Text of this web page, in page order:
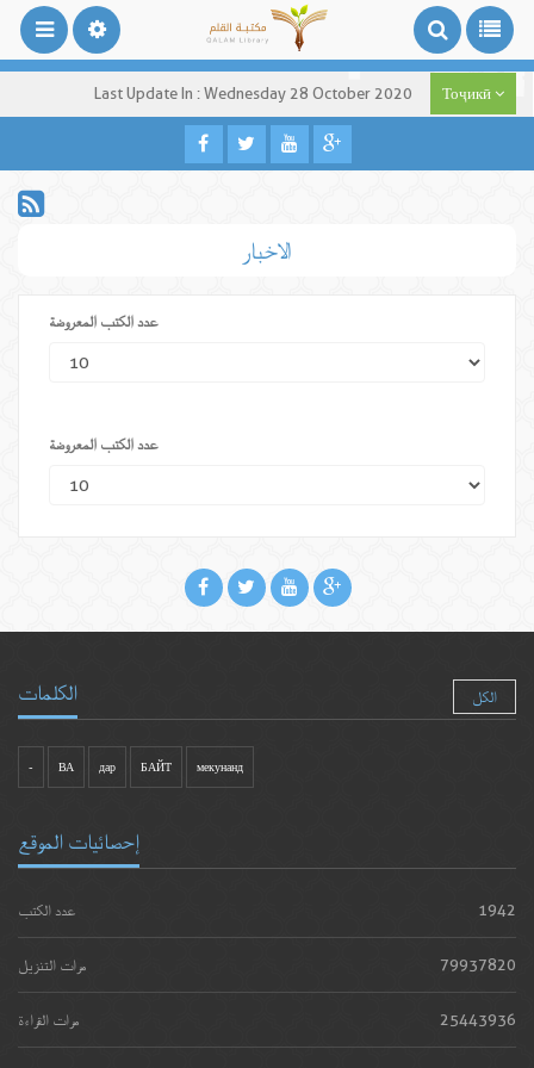
Last Update In : Wednesday 28 October 2020 Тоҷикӣ
الاخبار
عدد الكتب المعروضة
عدد الكتب المعروضة
الكلمات الكل
- ВА дар БАЙТ мекунанд
إحصائيات الموقع
عدد الكتب 1942
مرات التنزيل 79937820
مرات القراءة 25443936